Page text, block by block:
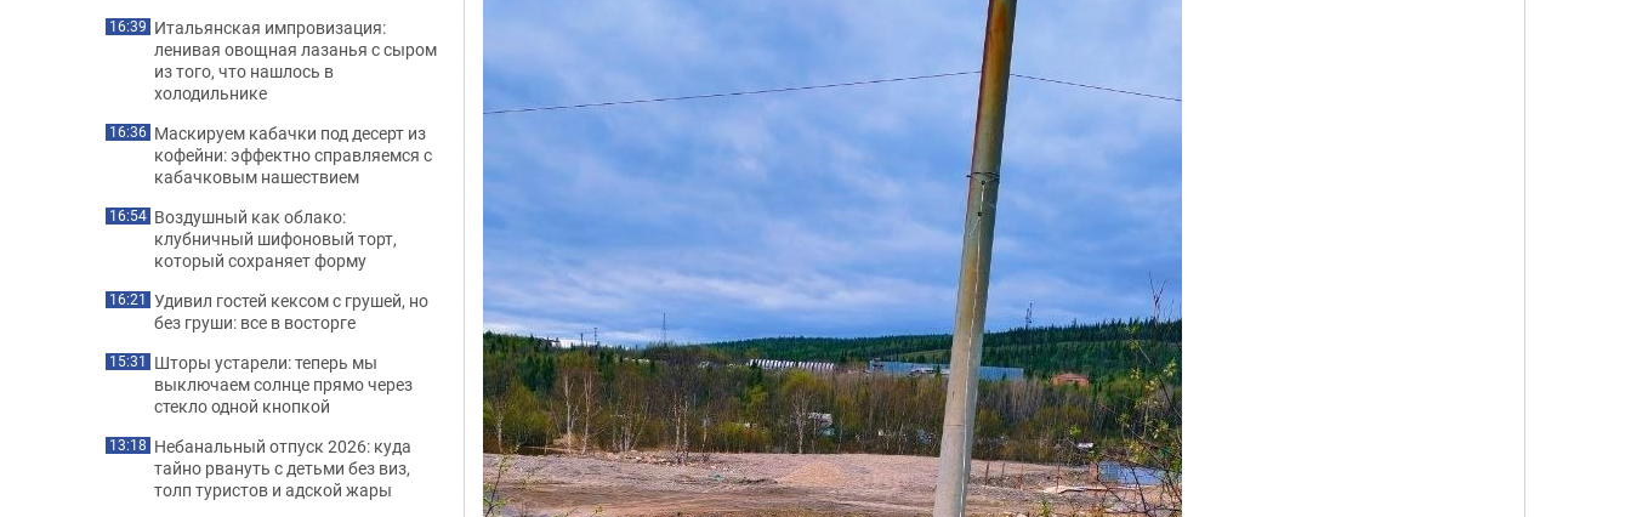
16:39 Итальянская импровизация:
ленивая овощная лазанья с сыром
из того, что нашлось в
холодильнике
16:36 Маскируем кабачки под десерт из
кофейни: эффектно справляемся с
кабачковым нашествием
16:54 Воздушный как облако:
клубничный шифоновый торт,
который сохраняет форму
16:21 Удивил гостей кексом с грушей, но
без груши: все в восторге
15:31 Шторы устарели: теперь мы
выключаем солнце прямо через
стекло одной кнопкой
13:18 Небанальный отпуск 2026: куда
тайно рвануть с детьми без виз,
толп туристов и адской жары